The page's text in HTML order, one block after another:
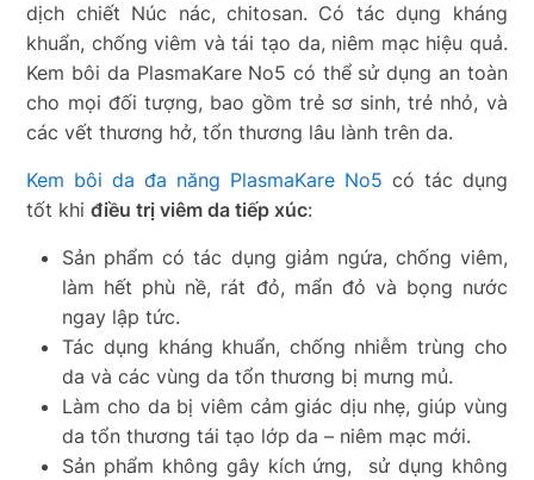
dịch chiết Núc nác, chitosan. Có tác dụng kháng
khuẩn, chống viêm và tái tạo da, niêm mạc hiệu quả.
Kem bôi da PlasmaKare No5 có thể sử dụng an toàn
cho mọi đối tượng, bao gồm trẻ sơ sinh, trẻ nhỏ, và
các vết thương hở, tổn thương lâu lành trên da.
Kem bôi da đa năng PlasmaKare No5 có tác dụng
tốt khiđiều trị viêm da tiếp xúc:
Sản phẩm có tác dụng giảm ngứa, chống viêm,
làm hết phù nề, rát đỏ, mẩn đỏ và bọng nước
ngay lập tức.
Tác dụng kháng khuẩn, chống nhiễm trùng cho
da và các vùng da tổn thương bị mưng mủ.
Làm cho da bị viêm cảm giác dịu nhẹ, giúp vùng
da tổn thương tái tạo lớp da – niêm mạc mới.
Sản phẩm không gây kích ứng, sử dụng không